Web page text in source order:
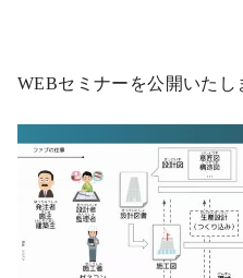
WEBセミナーを公開いたし